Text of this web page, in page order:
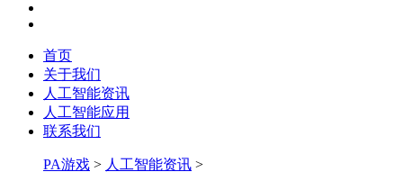
首页
关于我们
人工智能资讯
人工智能应用
联系我们
PA游戏 > 人工智能资讯 >